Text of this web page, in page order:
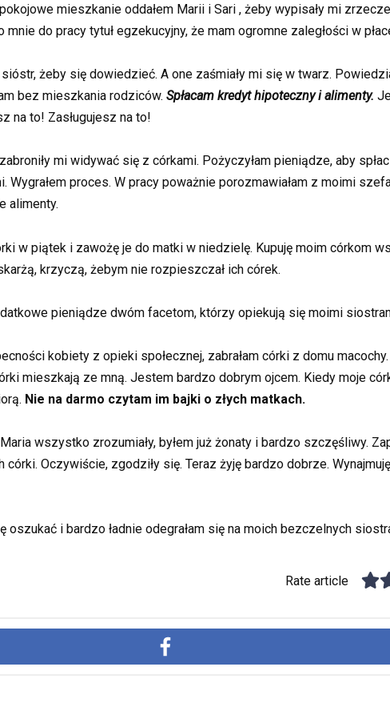
mieszkanie oddałem Marii i Sari , żeby wypisały mi
mnie do pracy tytuł egzekucyjny, że mam ogromne zaległości w
żeby się dowiedzieć. A one zaśmiały mi się w twarz.
bez mieszkania rodziców. Spłacam kredyt hipoteczny i alimenty.
na to! Zasługujesz na to!
mi widywać się z córkami. Pożyczyłam pieniądze, aby
Wygrałem proces. W pracy poważnie porozmawiałam z moimi
alimenty.
w piątek i zawożę je do matki w niedzielę. Kupuję moim córkom
krzyczą, żebym nie rozpieszczał ich córek.
pieniądze dwóm facetom, którzy opiekują się moimi
kobiety z opieki społecznej, zabrałam córki z domu
mieszkają ze mną. Jestem bardzo dobrym ojcem. Kiedy moje
Nie na darmo czytam im bajki o złych matkach.
wszystko zrozumiały, byłem już żonaty i bardzo szczęśliwy.
córki. Oczywiście, zgodziły się. Teraz żyję bardzo dobrze.
oszukać i bardzo ładnie odegrałam się na moich bezczelnych
Rate article